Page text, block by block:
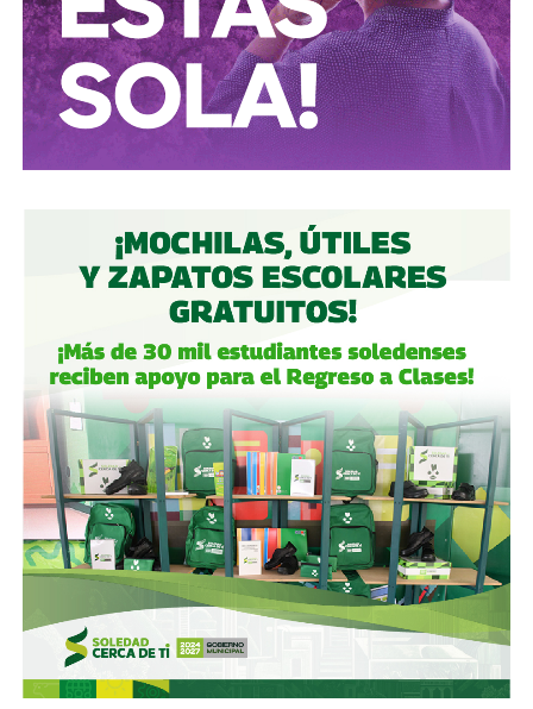
comprado, además, acciones de la propia Televisa.
Empezó con 7.8%, lo que lo volvió su tercer mayor
accionista; y hace unas semanas, se acabó se consolidar.
El pasado mes de junio, como parte de un aumento de
capital de alrededor de 7 mil millones de pesos aprobado
que lo convertiría en el mayor accionista individual de
la compañía.
Esa conversión todavía no ocurre: se proyecta para 2027.
Azcárraga ha reducido considerablemente sus acciones
de la compañía, aunque conserva (vía un fideicomiso
familiar y una clase especial de acciones) el control formal
del voto de la empresa, independientemente de cuánto
capital tenga cada quien. En resumidas cuentas, aunque
Emilio Azcárraga tiene el poder de decisión,el mismo
financiero que reparte el control de El Realito con los
dos hombres más poderosos de Televisa está, al
mismo tiempo, camino a convertirse en el mayor
dueño accionario de la propia televisora.